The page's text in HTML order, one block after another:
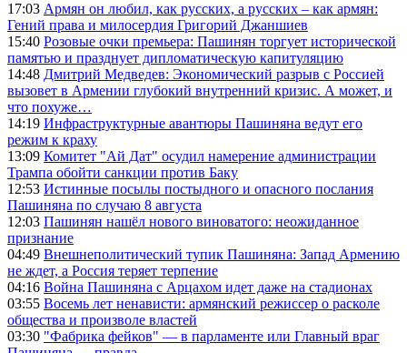
17:03 Армян он любил, как русских, а русских – как армян:
Гений права и милосердия Григорий Джаншиев
15:40 Розовые очки премьера: Пашинян торгует исторической
памятью и празднует дипломатическую капитуляцию
14:48 Дмитрий Медведев: Экономический разрыв с Россией
вызовет в Армении глубокий внутренний кризис. А может, и
что похуже…
14:19 Инфраструктурные авантюры Пашиняна ведут его
режим к краху
13:09 Комитет "Ай Дат" осудил намерение администрации
Трампа обойти санкции против Баку
12:53 Истинные посылы постыдного и опасного послания
Пашиняна по случаю 8 августа
12:03 Пашинян нашёл нового виноватого: неожиданное
признание
04:49 Внешнеполитический тупик Пашиняна: Запад Армению
не ждет, а Россия теряет терпение
04:16 Война Пашиняна с Арцахом идет даже на стадионах
03:55 Восемь лет ненависти: армянский режиссер о расколе
общества и произволе властей
03:30 "Фабрика фейков" — в парламенте или Главный враг